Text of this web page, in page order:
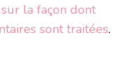
la façon dont
sont traitées.